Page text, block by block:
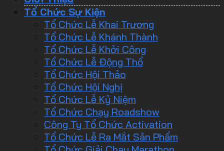
Tổ Chức Sự Kiện
Tổ Chức Lễ Khai Trương
Tổ Chức Lễ Khánh Thành
Tổ Chức Lễ Khởi Công
Tổ Chức Lễ Động Thổ
Tổ Chức Hội Thảo
Tổ Chức Hội Nghị
Tổ Chức Lễ Kỷ Niệm
Tổ Chức Chạy Roadshow
Công Ty Tổ Chức Activation
Tổ Chức Lễ Ra Mắt Sản Phẩm